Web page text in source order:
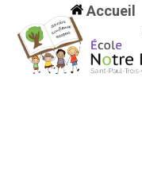
Accueil